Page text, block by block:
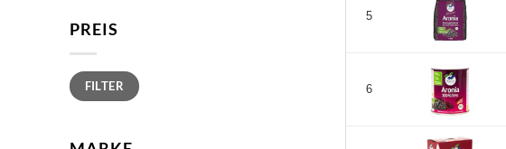
PREIS
Min.
Preis
Max.
PreisFILTER
5
6